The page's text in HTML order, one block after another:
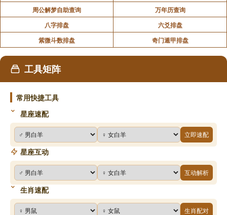
周公解梦自助查询
万年历查询
八字排盘
六爻排盘
紫微斗数排盘
奇门遁甲排盘
工具矩阵
常用快捷工具
星座速配
立即速配
星座互动
互动解析
生肖速配
生肖配对